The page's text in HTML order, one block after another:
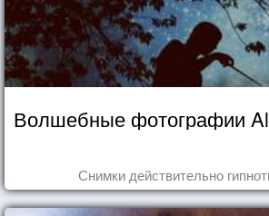
Волшебные фотографии
Снимки действительно